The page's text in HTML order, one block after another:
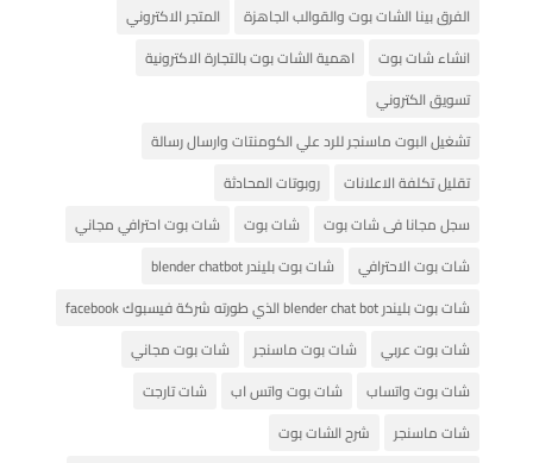
الفرق بينا الشات بوت والقوالب الجاهزة
المتجر الاكتروني
انشاء شات بوت
اهمية الشات بوت بالتجارة الاكترونية
تسويق الكتروني
تشغيل البوت ماسنجر للرد علي الكومنتات وارسال رسالة
تقليل تكلفة الاعلانات
روبوتات المحادثة
سجل مجانا فى شات بوت
شات بوت
شات بوت احترافي مجاني
شات بوت الاحترافي
شات بوت بليندر blender chatbot
شات بوت بليندر blender chat bot الذي طورته شركة فيسبوك facebook
شات بوت عربي
شات بوت ماسنجر
شات بوت مجاني
شات بوت واتساب
شات بوت واتس اب
شات تارجت
شات ماسنجر
شرح الشات بوت